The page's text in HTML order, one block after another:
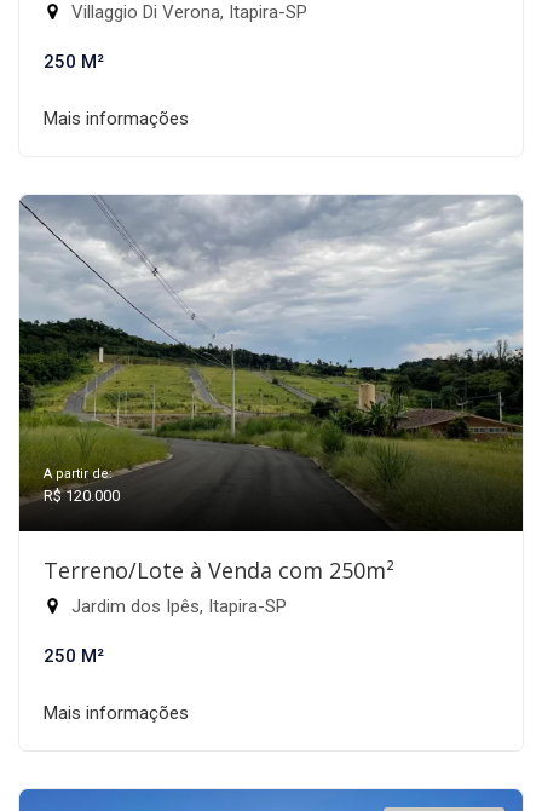
Villaggio Di Verona, Itapira-SP
250 M²
Mais informações
A partir de:
R$ 120.000
Terreno/Lote à Venda com 250m²
Jardim dos Ipês, Itapira-SP
250 M²
Mais informações